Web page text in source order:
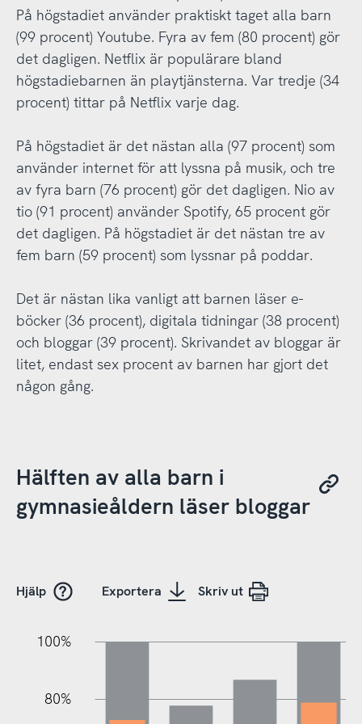
På högstadiet använder praktiskt taget alla barn
(99 procent) Youtube. Fyra av fem (80 procent) gör
det dagligen. Netflix är populärare bland
högstadiebarnen än playtjänsterna. Var tredje (34
procent) tittar på Netflix varje dag.
På högstadiet är det nästan alla (97 procent) som
använder internet för att lyssna på musik, och tre
av fyra barn (76 procent) gör det dagligen. Nio av
tio (91 procent) använder Spotify, 65 procent gör
det dagligen. På högstadiet är det nästan tre av
fem barn (59 procent) som lyssnar på poddar.
Det är nästan lika vanligt att barnen läser e-
böcker (36 procent), digitala tidningar (38 procent)
och bloggar (39 procent). Skrivandet av bloggar är
litet, endast sex procent av barnen har gjort det
någon gång.
Hälften av alla barn i
gymnasieåldern läser bloggar
Hjälp Exportera Skriv ut
80%
100%